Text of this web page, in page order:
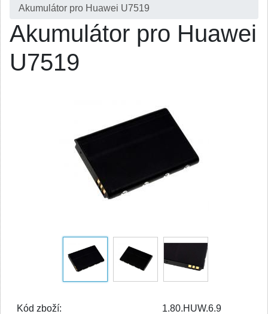
Akumulátor pro Huawei U7519
Akumulátor pro Huawei
U7519
Kód zboží: 1.80.HUW.6.9